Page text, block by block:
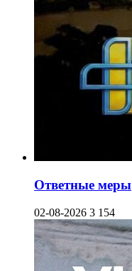
Ответные меры
02-08-2026 3 154